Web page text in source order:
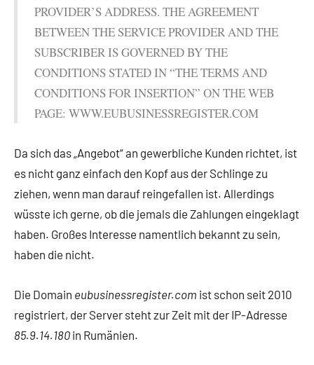
PROVIDER’S ADDRESS. THE AGREEMENT
BETWEEN THE SERVICE PROVIDER AND THE
SUBSCRIBER IS GOVERNED BY THE
CONDITIONS STATED IN “THE TERMS AND
CONDITIONS FOR INSERTION” ON THE WEB
PAGE: WWW.EUBUSINESSREGISTER.COM
Da sich das „Angebot“ an gewerbliche Kunden richtet, ist
es nicht ganz einfach den Kopf aus der Schlinge zu
ziehen, wenn man darauf reingefallen ist. Allerdings
wüsste ich gerne, ob die jemals die Zahlungen eingeklagt
haben. Großes Interesse namentlich bekannt zu sein,
haben die nicht.
Die Domain eubusinessregister.com ist schon seit 2010
registriert, der Server steht zur Zeit mit der IP-Adresse
85.9.14.180 in Rumänien.